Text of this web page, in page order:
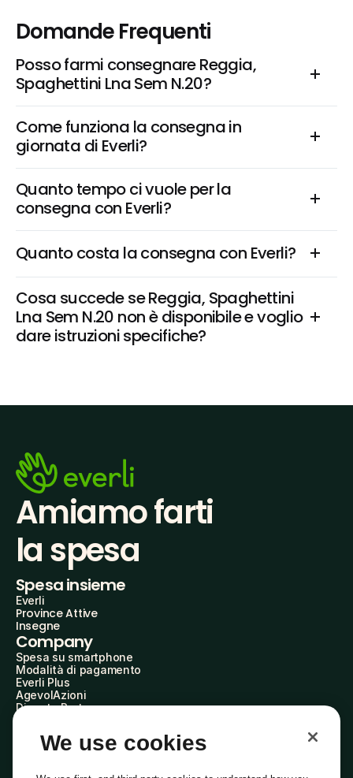
Domande Frequenti
Posso farmi consegnare Reggia,
Spaghettini Lna Sem N.20?
Come funziona la consegna in
giornata di Everli?
Quanto tempo ci vuole per la
consegna con Everli?
Quanto costa la consegna con Everli?
Cosa succede se Reggia, Spaghettini
Lna Sem N.20 non è disponibile e voglio
dare istruzioni specifiche?
Amiamo farti
la spesa
Spesa insieme
Everli
Province Attive
Insegne
Company
Spesa su smartphone
Modalità di pagamento
Everli Plus
AgevolAzioni
Diventa Partner
Everli Shoppers
About Us
We use cookies